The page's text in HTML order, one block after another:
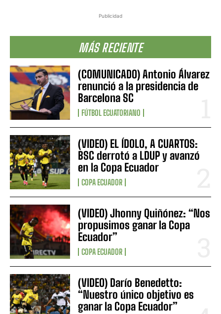
Publicidad
MÁS RECIENTE
(COMUNICADO) Antonio Álvarez
renunció a la presidencia de
Barcelona SC
FÚTBOL ECUATORIANO
(VIDEO) EL ÍDOLO, A CUARTOS:
BSC derrotó a LDUP y avanzó
en la Copa Ecuador
COPA ECUADOR
(VIDEO) Jhonny Quiñónez: “Nos
propusimos ganar la Copa
Ecuador”
COPA ECUADOR
(VIDEO) Darío Benedetto:
“Nuestro único objetivo es
ganar la Copa Ecuador”